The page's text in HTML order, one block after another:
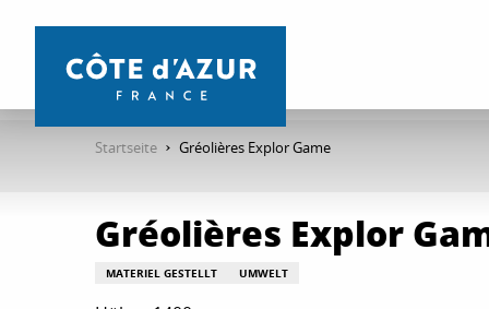
contenu
Startseite Gréolières Explor Game
Gréolières Explor
MATERIEL GESTELLT UMWELT